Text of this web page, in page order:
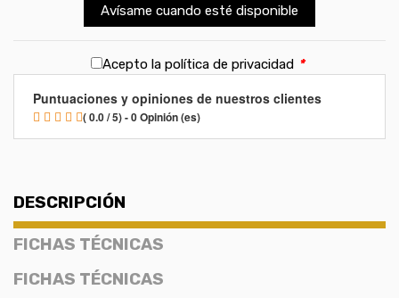
Avísame cuando esté disponible
Acepto la política de privacidad *
Puntuaciones y opiniones de nuestros clientes
( 0.0 / 5) - 0 Opinión (es)
DESCRIPCIÓN
FICHAS TÉCNICAS
FICHAS TÉCNICAS